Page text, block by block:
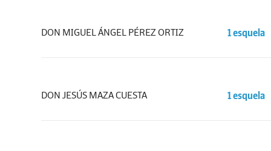
DON MIGUEL ÁNGEL PÉREZ ORTIZ 1 esquela
DON JESÚS MAZA CUESTA 1 esquela